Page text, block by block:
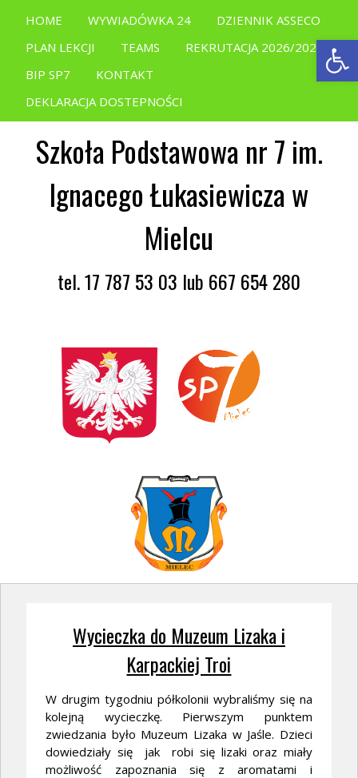
HOME WYWIADÓWKA 24
DZIENNIK ASSECO
PLAN LEKCJI
TEAMS
REKRUTACJA 2026/2027
BIP SP7
KONTAKT
DEKLARACJA DOSTEPNOŚCI
Szkoła Podstawowa nr 7 im.
Ignacego Łukasiewicza w
Mielcu
tel. 17 787 53 03 lub 667 654 280
Wycieczka do Muzeum Lizaka i
Karpackiej Troi
W drugim tygodniu półkolonii wybraliśmy się na
kolejną wycieczkę. Pierwszym punktem
zwiedzania było Muzeum Lizaka w Jaśle. Dzieci
dowiedziały się jak robi się lizaki oraz miały
możliwość zapoznania się z aromatami i